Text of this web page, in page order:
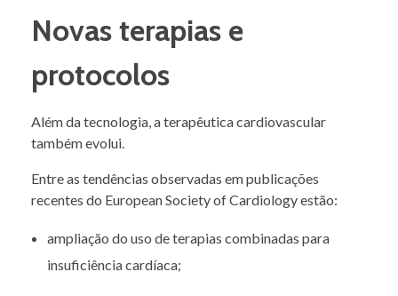
Novas terapias e
protocolos
Além da tecnologia, a terapêutica cardiovascular
também evolui.
Entre as tendências observadas em publicações
recentes do European Society of Cardiology estão:
ampliação do uso de terapias combinadas para
insuficiência cardíaca;